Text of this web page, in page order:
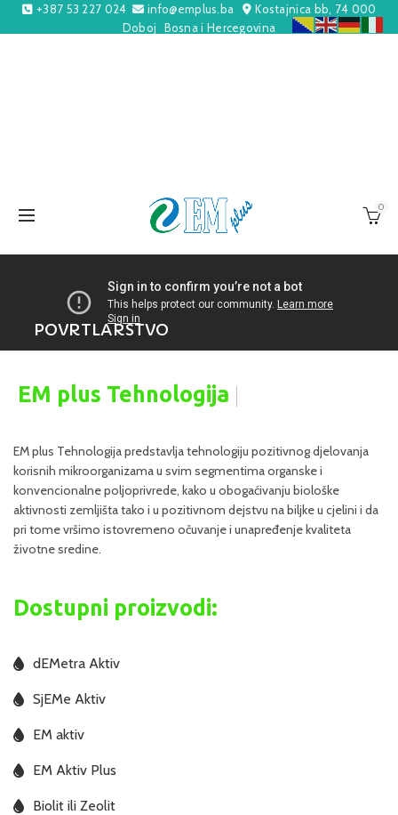
+387 53 227 024 info@emplus.ba
Kostajnica bb, 74 000
Doboj
Bosna i Hercegovina
0
POVRTLARSTVO
EM plus Tehnologija |
EM plus Tehnologija predstavlja tehnologiju pozitivnog djelovanja
korisnih mikroorganizama u svim segmentima organske i
konvencionalne poljoprivrede, kako u obogaćivanju biološke
aktivnosti zemljišta tako i u pozitivnom dejstvu na biljke u cjelini i da
pri tome vršimo istovremeno očuvanje i unapređenje kvaliteta
životne sredine.
Dostupni proizvodi:
dEMetra Aktiv
SjEMe Aktiv
EM aktiv
EM Aktiv Plus
Biolit ili Zeolit